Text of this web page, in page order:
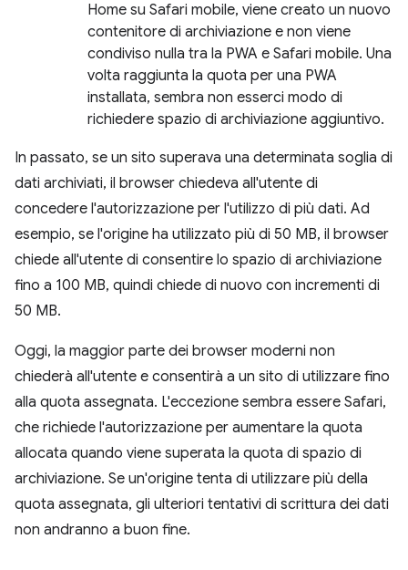
Home su Safari mobile, viene creato un nuovo
contenitore di archiviazione e non viene
condiviso nulla tra la PWA e Safari mobile. Una
volta raggiunta la quota per una PWA
installata, sembra non esserci modo di
richiedere spazio di archiviazione aggiuntivo.
In passato, se un sito superava una determinata soglia di
dati archiviati, il browser chiedeva all'utente di
concedere l'autorizzazione per l'utilizzo di più dati. Ad
esempio, se l'origine ha utilizzato più di 50 MB, il browser
chiede all'utente di consentire lo spazio di archiviazione
fino a 100 MB, quindi chiede di nuovo con incrementi di
50 MB.
Oggi, la maggior parte dei browser moderni non
chiederà all'utente e consentirà a un sito di utilizzare fino
alla quota assegnata. L'eccezione sembra essere Safari,
che richiede l'autorizzazione per aumentare la quota
allocata quando viene superata la quota di spazio di
archiviazione. Se un'origine tenta di utilizzare più della
quota assegnata, gli ulteriori tentativi di scrittura dei dati
non andranno a buon fine.